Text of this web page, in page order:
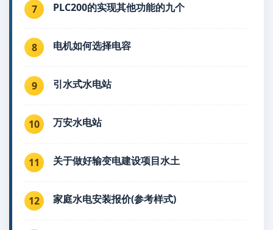
7 PLC200的实现其他功能的九个
8 电机如何选择电容
9 引水式水电站
10 万安水电站
11 关于做好输变电建设项目水土
12 家庭水电安装报价(参考样式)